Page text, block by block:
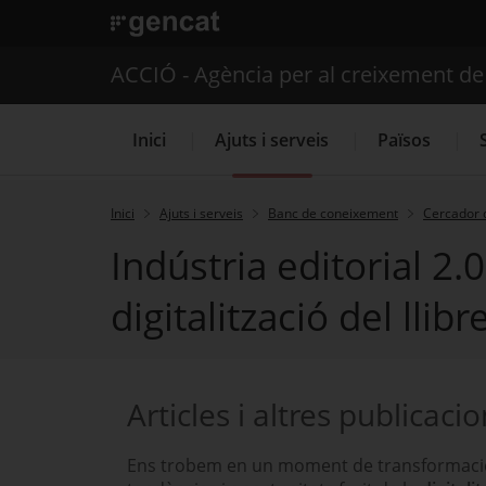
. Open in a new window.
Serveis d'internacionalització
ACCIÓ - Agència per al creixement
Inici Ajuts i serveis Països
Inici Ajuts i serveis Banc de coneixement Cercador
Indústria editorial
digitalització del
Articles i altres
Ens trobem en un moment de